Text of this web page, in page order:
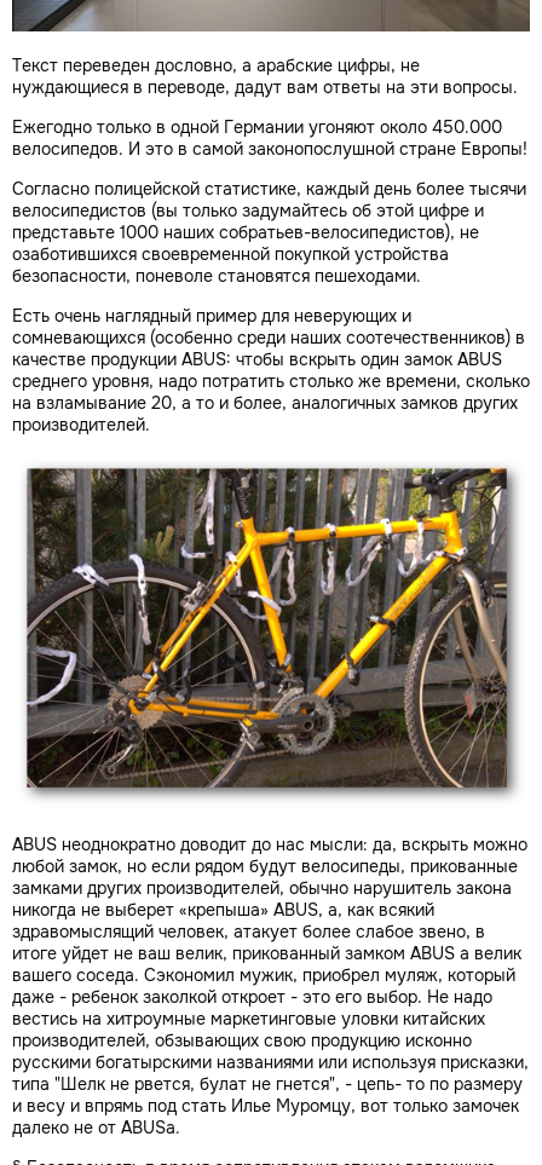
Текст переведен дословно, а арабские цифры, не
нуждающиеся в переводе, дадут вам ответы на эти вопросы.
Ежегодно только в одной Германии угоняют около 450.000
велосипедов. И это в самой законопослушной стране Европы!
Согласно полицейской статистике, каждый день более тысячи
велосипедистов (вы только задумайтесь об этой цифре и
представьте 1000 наших собратьев-велосипедистов), не
озаботившихся своевременной покупкой устройства
безопасности, поневоле становятся пешеходами.
Есть очень наглядный пример для неверующих и
сомневающихся (особенно среди наших соотечественников) в
качестве продукции ABUS: чтобы вскрыть один замок ABUS
среднего уровня, надо потратить столько же времени, сколько
на взламывание 20, а то и более, аналогичных замков других
производителей.
ABUS неоднократно доводит до нас мысли: да, вскрыть можно
любой замок, но если рядом будут велосипеды, прикованные
замками других производителей, обычно нарушитель закона
никогда не выберет «крепыша» ABUS, а, как всякий
здравомыслящий человек, атакует более слабое звено, в
итоге уйдет не ваш велик, прикованный замком ABUS а велик
вашего соседа. Сэкономил мужик, приобрел муляж, который
даже - ребенок заколкой откроет - это его выбор. Не надо
вестись на хитроумные маркетинговые уловки китайских
производителей, обзывающих свою продукцию исконно
русскими богатырскими названиями или используя присказки,
типа "Шелк не рвется, булат не гнется", - цепь- то по размеру
и весу и впрямь под стать Илье Муромцу, вот только замочек
далеко не от ABUSа.